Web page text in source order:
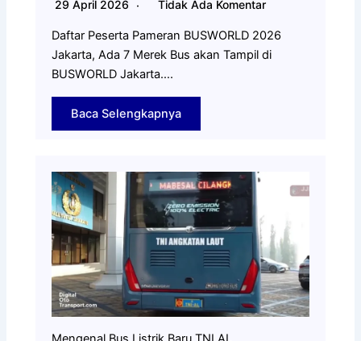
29 April 2026 Tidak Ada Komentar
Daftar Peserta Pameran BUSWORLD 2026
Jakarta, Ada 7 Merek Bus akan Tampil di
BUSWORLD Jakarta….
Baca Selengkapnya